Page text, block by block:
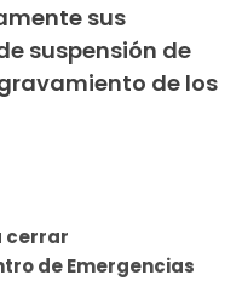
sus
suspensión de
de los
cerrar
de Emergencias